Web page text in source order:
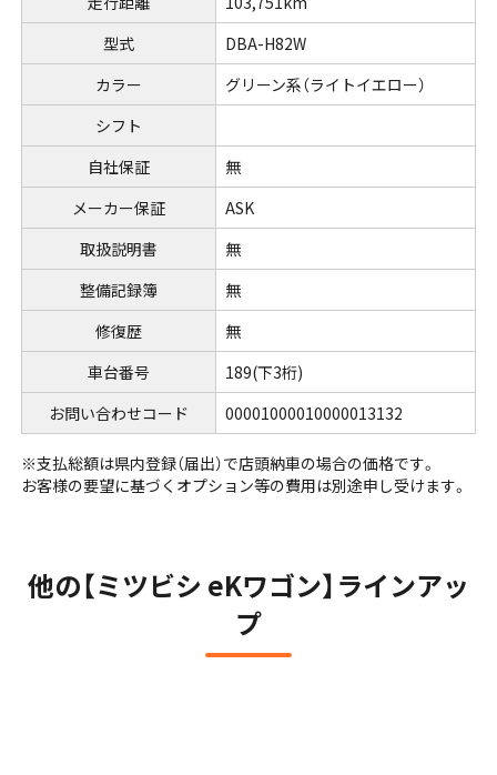
型式
DBA-H82W
カラー
グリーン系（ライトイエロー）
シフト
自社保証
無
メーカー保証
ASK
取扱説明書
無
整備記録簿
無
修復歴
無
車台番号
189(下3桁)
お問い合わせコード
00001000010000013132
※⽀払総額は県内登録（届出）で店頭納⾞の場合の価格です。
お客様の要望に基づくオプション等の費⽤は別途申し受けます。
他の【ミツビシ eKワゴン】ラインアッ
プ